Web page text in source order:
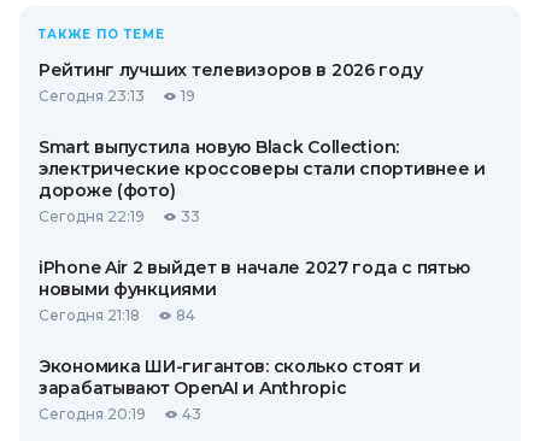
ТАКЖЕ ПО ТЕМЕ
Рейтинг лучших телевизоров в 2026 году
Сегодня 23:13 19
Smart выпустила новую Black Collection:
электрические кроссоверы стали спортивнее и
дороже (фото)
Сегодня 22:19 33
iPhone Air 2 выйдет в начале 2027 года с пятью
новыми функциями
Сегодня 21:18 84
Экономика ШИ-гигантов: сколько стоят и
зарабатывают OpenAI и Anthropic
Сегодня 20:19 43